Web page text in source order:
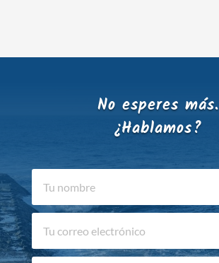
No esperes más.
¿Hablamos?